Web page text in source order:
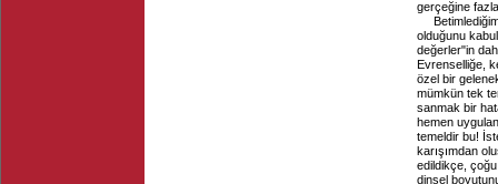
gerçeğine
olduğunu
değerler"in
Evrenselliğe,
özel bir
mümkün tek
sanmak bir
hemen
temeldir bu!
karışımdan
edildikçe,
dinsel